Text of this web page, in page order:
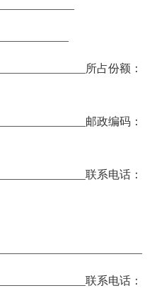
所占份额：
邮政编码：
联系电话：
联系电话：